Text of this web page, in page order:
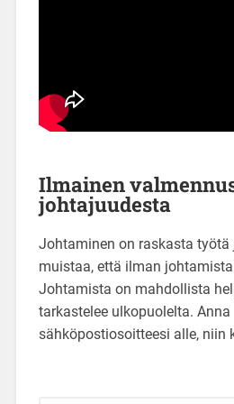
Ilmainen
johtajuudesta
Johtaminen on raskasta työtä
muistaa, että ilman
Johtamista on mahdollista
tarkastelee ulkopuolelta. Anna
sähköpostiosoitteesi alle, niin